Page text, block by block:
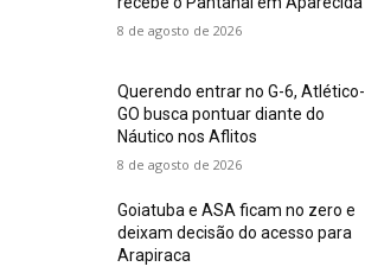
8 de agosto de 2026
Querendo entrar no G-6, Atlético-
GO busca pontuar diante do
Náutico nos Aflitos
8 de agosto de 2026
Goiatuba e ASA ficam no zero e
deixam decisão do acesso para
Arapiraca